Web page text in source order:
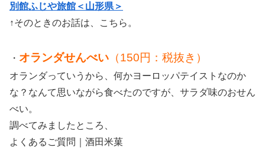
別館ふじや旅館＜山形県＞
↑そのときのお話は、こちら。
・ オランダせんべい （150円：税抜き）
オランダっていうから、何かヨーロッパテイストなのか
な？なんて思いながら食べたのですが、サラダ味のおせん
べい。
調べてみましたところ、
よくあるご質問｜酒田米菓